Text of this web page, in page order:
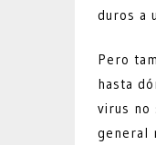
duros a
Pero
hasta
virus no
general